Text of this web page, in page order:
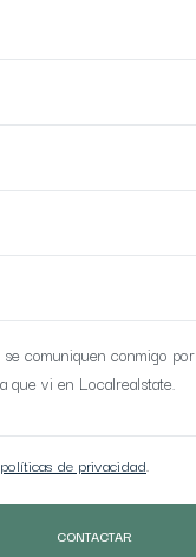
políticas de privacidad.
CONTACTAR